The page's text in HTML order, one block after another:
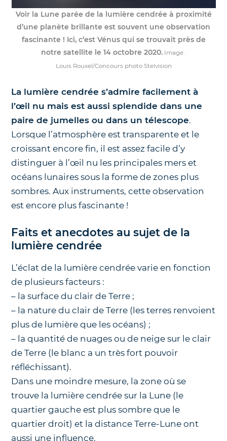
Voir la Lune parée de la lumière cendrée à proximité
d’une planète brillante est souvent une observation
fascinante ! Ici, c’est Vénus qui se trouvait près de
notre satellite le 14 octobre 2020. Image :
Louis Rouxel/Concours photo Stelvision
La lumière cendrée s’admire facilement à
l’œil nu mais est aussi splendide dans une
paire de jumelles ou dans un télescope.
Lorsque l’atmosphère est transparente et le
croissant encore fin, il est assez facile d’y
distinguer à l’œil nu les principales mers et
océans lunaires sous la forme de zones plus
sombres. Aux instruments, cette observation
est encore plus fascinante !
Faits et anecdotes au sujet de la
lumière cendrée
L’éclat de la lumière cendrée varie en fonction
de plusieurs facteurs :
– la surface du clair de Terre ;
– la nature du clair de Terre (les terres renvoient
plus de lumière que les océans) ;
– la quantité de nuages ou de neige sur le clair
de Terre (le blanc a un très fort pouvoir
réfléchissant).
Dans une moindre mesure, la zone où se
trouve la lumière cendrée sur la Lune (le
quartier gauche est plus sombre que le
quartier droit) et la distance Terre-Lune ont
aussi une influence.